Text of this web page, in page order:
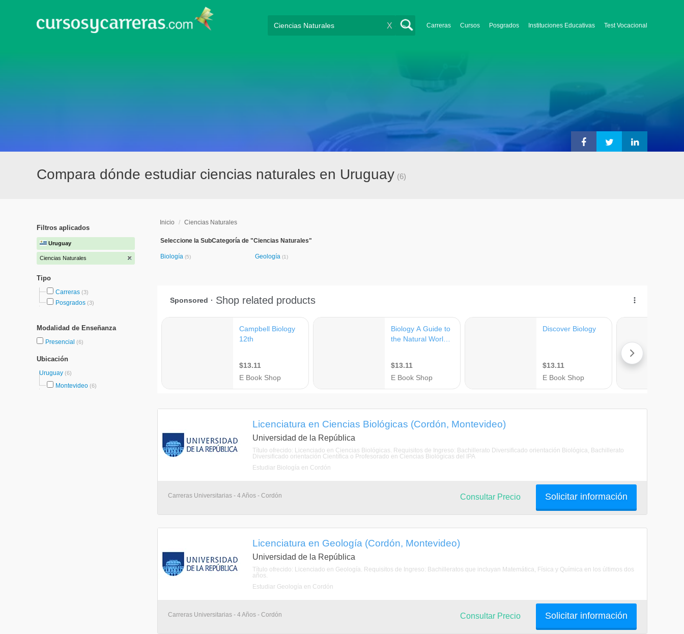
Carreras Cursos Posgrados Instituciones Educativas Test Vocacional
X
Compara dónde estudiar ciencias naturales en Uruguay (6)
Filtros aplicados
Uruguay
Ciencias Naturales
Tipo
Carreras (3)
Posgrados (3)
Modalidad de Enseñanza
Presencial (6)
Ubicación
Uruguay (6)
Montevideo (6)
Inicio / Ciencias Naturales
Seleccione la SubCategoría de "Ciencias Naturales"
Biología (5) Geología (1)
Licenciatura en Ciencias Biológicas (Cordón, Montevideo)
Universidad de la República
Título ofrecido: Licenciado en Ciencias Biológicas. Requisitos de Ingreso: Bachillerato Diversificado orientación Biológica, Bachillerato
Diversificado orientación Científica o Profesorado en Ciencias Biológicas del IPA
Estudiar Biología en Cordón
Carreras Universitarias - 4 Años - Cordón Solicitar información
Consultar Precio
Licenciatura en Geología (Cordón, Montevideo)
Universidad de la República
Título ofrecido: Licenciado en Geología. Requisitos de Ingreso: Bachilleratos que incluyan Matemática, Física y Química en los últimos dos
años.
Estudiar Geología en Cordón
Carreras Universitarias - 4 Años - Cordón Solicitar información
Consultar Precio